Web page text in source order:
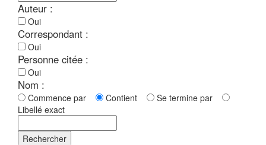
Auteur :
Oui
Correspondant :
Oui
Personne citée :
Oui
Nom :
Commence par Contient
Se termine par
Libellé exact
Rechercher